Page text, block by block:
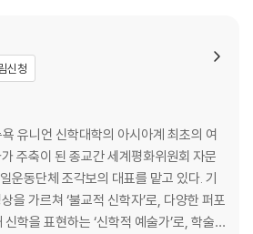
검은 거울 176 / 삶을 선택하다 187
웰컴 투 사바나 208 / 나답게, 생생하게 220
의 놀이 243 / 어머니의 땅 258 / 그냥 나예
신청
유니언 신학대학의 아시아계 최초의 여
주축이 된 종교간 세계평화위원회 자문
운동단체 조각보의 대표를 맡고 있다. 기
을 가르쳐 ‘불교적 신학자’로, 다양한 퍼포
학을 표현하는 ‘신학적 예술가’로, 학술,